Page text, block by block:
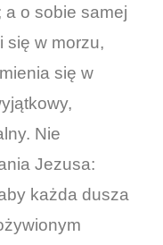
a o sobie samej
się w morzu,
się w
Nie
Jezusa:
każda dusza